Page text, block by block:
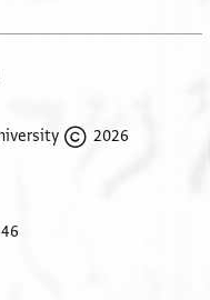
2026 The Trustees of Princeton University